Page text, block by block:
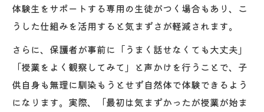
体験生をサポートする専用の生徒がつく場合もあり、こ
うした仕組みを活用すると気まずさが軽減されます。
さらに、保護者が事前に「うまく話せなくても大丈夫」
「授業をよく観察してみて」と声かけを行うことで、子
供自身も無理に馴染もうとせず自然体で体験できるよう
になります。実際、「最初は気まずかったが授業が始ま